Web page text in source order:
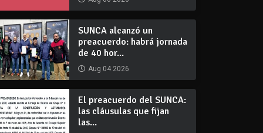
SUNCA alcanzó un
preacuerdo: habrá jornada
de 40 hor...
Aug 04 2026
El preacuerdo del SUNCA:
las cláusulas que fijan
las...